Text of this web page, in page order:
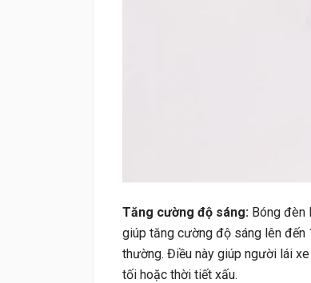
Tăng cường độ sáng: Bóng đèn
giúp tăng cường độ sáng lên
thường. Điều này giúp người lái
tối hoặc thời tiết xấu.